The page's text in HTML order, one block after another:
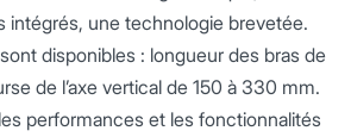
intégrés, une technologie brevetée.
disponibles : longueur des bras de
de l’axe vertical de 150 à 330 mm.
performances et les fonctionnalités